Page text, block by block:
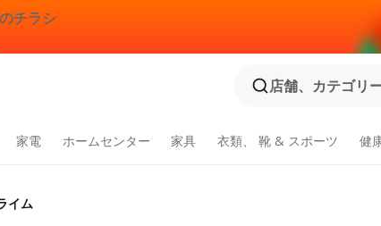
チラシ
店舗、カテゴリ
家電 ホームセンター 家具 衣類、 靴 & スポーツ 健
イム